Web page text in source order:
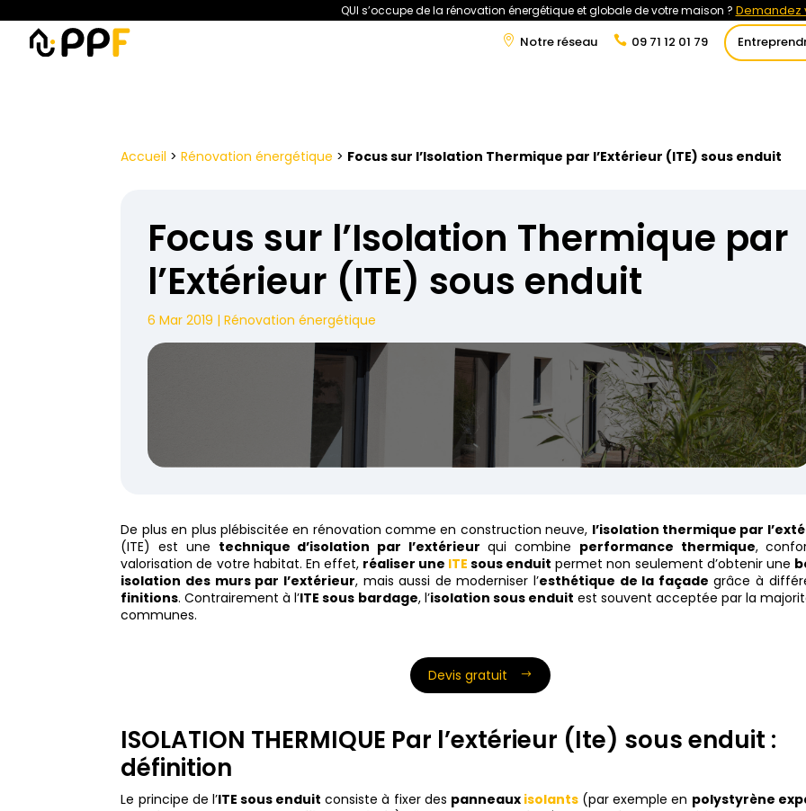
QUI s’occupe de la rénovation énergétique et globale de votre maison ? Demandez
Notre réseau
09 71 12 01 79
Rénovation Énergétique Énergies Renouvelables
Accueil >Rénovation énergétique > Focus sur l’Isolation Thermique par l’Extérieur (ITE) sous enduit
Focus sur l’Isolation Thermique par
l’Extérieur (ITE) sous enduit
6 Mar 2019 |Rénovation énergétique
De plus en plus plébiscitée en rénovation comme en construction neuve, l’isolation thermique par
(ITE) est une technique d’isolation par l’extérieur qui combine performance thermique,
valorisation de votre habitat. En effet, réaliser une ITEsous enduit permet non seulement d’obtenir une
isolation des murs par l’extérieur, mais aussi de moderniser l’esthétique de la façade grâce à
finitions. Contrairement à l’ITE sous bardage, l’isolation sous enduit est souvent acceptée par la
communes.
Devis gratuit
ISOLATION THERMIQUE Par l’extérieur (Ite) sous enduit :
définition
Le principe de l’ITE sous enduit consiste à fixer des panneaux isolants (par exemple en polystyrène